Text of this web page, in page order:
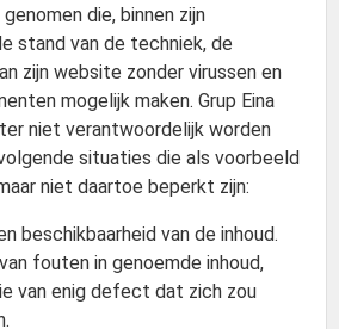
die, binnen zijn
stand van de techniek, de
zijn website zonder virussen en
mogelijk maken. Grup Eina
niet verantwoordelijk worden
situaties die als voorbeeld
niet daartoe beperkt zijn:
beschikbaarheid van de inhoud.
fouten in genoemde inhoud,
van enig defect dat zich zou